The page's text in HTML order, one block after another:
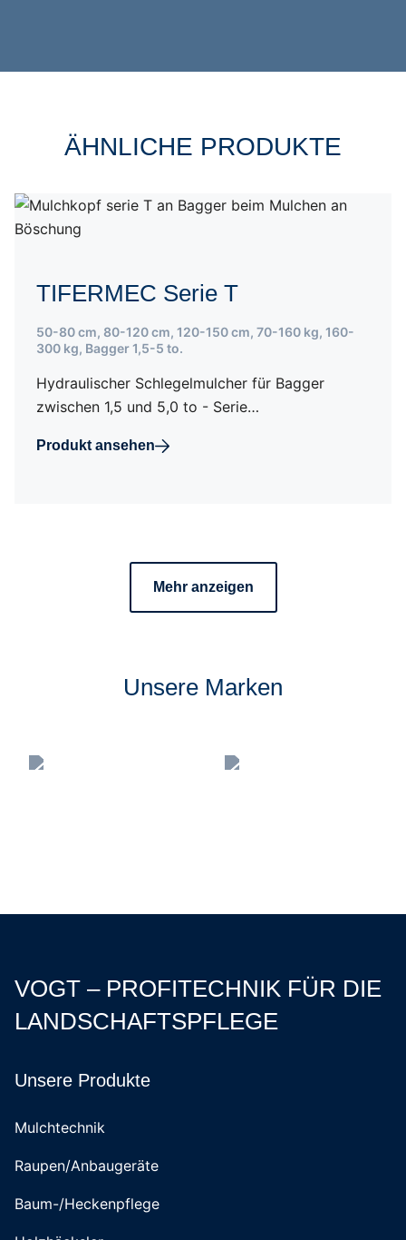
ÄHNLICHE PRODUKTE
TIFERMEC Serie T
50-80 cm, 80-120 cm, 120-150 cm, 70-160 kg, 160-
300 kg, Bagger 1,5-5 to.
Hydraulischer Schlegelmulcher für Bagger
zwischen 1,5 und 5,0 to - Serie…
Produkt ansehen
Mehr anzeigen
Unsere Marken
VOGT – PROFITECHNIK FÜR DIE
LANDSCHAFTSPFLEGE
Unsere Produkte
Mulchtechnik
Raupen/Anbaugeräte
Baum-/Heckenpflege